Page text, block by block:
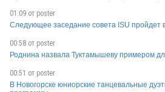
USA
USA
01:09 от poster
Следующее заседание совета ISU пройдет
00:58 от poster
Роднина назвала Туктамышеву примером
00:51 от poster
В Новогорске юниорские танцевальные